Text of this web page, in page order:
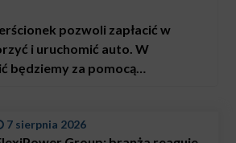
pozwoli zapłacić w
i uruchomić auto. W
będziemy za pomocą
7 sierpnia 2026